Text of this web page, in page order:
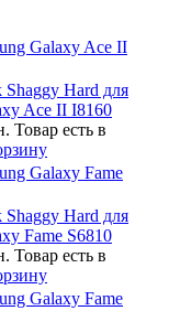
Galaxy Ace II
Hard для
Ace II I8160
Товар есть в
Galaxy Fame
Hard для
Fame S6810
Товар есть в
Galaxy Fame